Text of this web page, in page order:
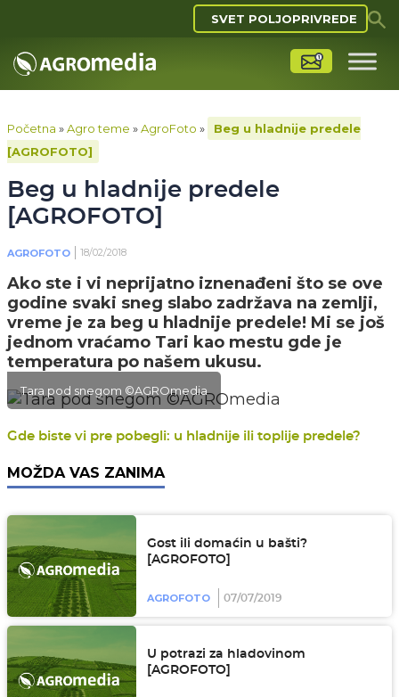
SVET POLJOPRIVREDE
Početna »Agro teme »AgroFoto »
Beg u hladnije predele
[AGROFOTO]
Beg u hladnije predele
[AGROFOTO]
AGROFOTO 18/02/2018
Ako ste i vi neprijatno iznenađeni što se ove
godine svaki sneg slabo zadržava na zemlji,
vreme je za beg u hladnije predele! Mi se još
jednom vraćamo Tari kao mestu gde je
temperatura po našem ukusu.
Tara pod snegom ©AGROmedia
Gde biste vi pre pobegli: u hladnije ili toplije predele?
MOŽDA VAS ZANIMA
Gost ili domaćin u bašti?
[AGROFOTO]
AGROFOTO 07/07/2019
U potrazi za hladovinom
[AGROFOTO]